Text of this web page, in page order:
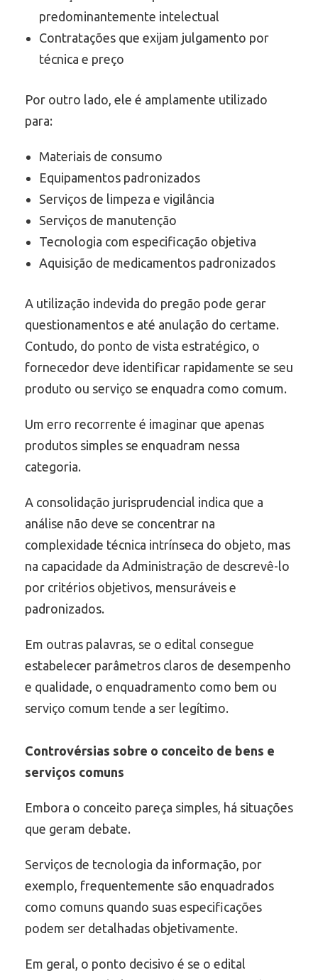
predominantemente intelectual
Contratações que exijam julgamento por
técnica e preço
Por outro lado, ele é amplamente utilizado
para:
Materiais de consumo
Equipamentos padronizados
Serviços de limpeza e vigilância
Serviços de manutenção
Tecnologia com especificação objetiva
Aquisição de medicamentos padronizados
A utilização indevida do pregão pode gerar
questionamentos e até anulação do certame.
Contudo, do ponto de vista estratégico, o
fornecedor deve identificar rapidamente se seu
produto ou serviço se enquadra como comum.
Um erro recorrente é imaginar que apenas
produtos simples se enquadram nessa
categoria.
A consolidação jurisprudencial indica que a
análise não deve se concentrar na
complexidade técnica intrínseca do objeto, mas
na capacidade da Administração de descrevê-lo
por critérios objetivos, mensuráveis e
padronizados.
Em outras palavras, se o edital consegue
estabelecer parâmetros claros de desempenho
e qualidade, o enquadramento como bem ou
serviço comum tende a ser legítimo.
Controvérsias sobre o conceito de bens e
serviços comuns
Embora o conceito pareça simples, há situações
que geram debate.
Serviços de tecnologia da informação, por
exemplo, frequentemente são enquadrados
como comuns quando suas especificações
podem ser detalhadas objetivamente.
Em geral, o ponto decisivo é se o edital